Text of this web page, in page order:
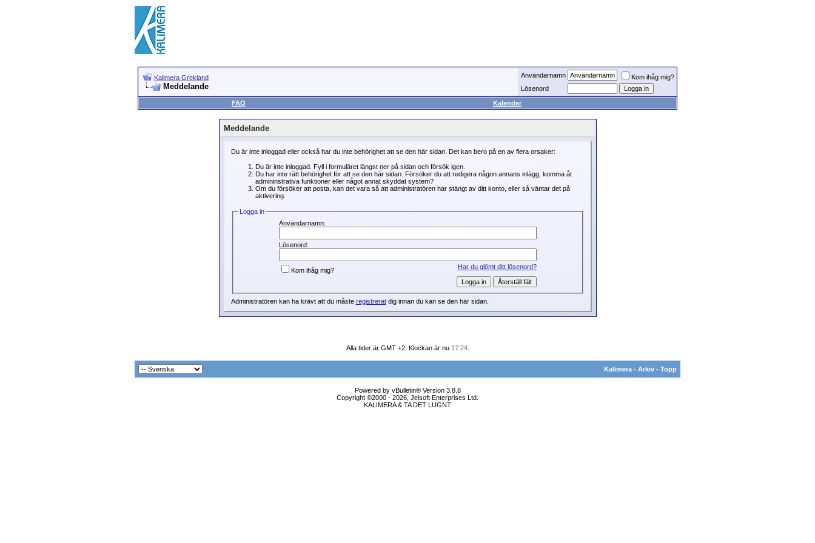
Kalimera Grekland
Meddelande
Användarnamn
Kom ihåg mig?
Lösenord
FAQ
Kalender
Meddelande
Du är inte inloggad eller också har du inte behörighet att se den här sidan. Det kan bero på en av flera orsaker:
Du är inte inloggad. Fyll i formuläret längst ner på sidan och försök igen.
Du har inte rätt behörighet för att se den här sidan. Försöker du att redigera någon annans inlägg, komma åt
admininstrativa funktioner eller något annat skyddat system?
Om du försöker att posta, kan det vara så att administratören har stängt av ditt konto, eller så väntar det på
aktivering.
Logga in
Användarnamn:
Lösenord:
Har du glömt ditt lösenord?
Kom ihåg mig?
Administratören kan ha krävt att du måste registreratdig innan du kan se den här sidan.
Alla tider är GMT +2. Klockan är nu 17:24.
Kalimera - Arkiv - Topp
Powered by vBulletin® Version 3.8.8
Copyright ©2000 - 2026, Jelsoft Enterprises Ltd.
KALIMERA & TA DET LUGNT